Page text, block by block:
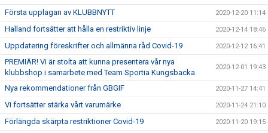
Första upplagan av KLUBBNYTT 2020-12-20 11:14
Halland fortsätter att hålla en restriktiv linje 2020-12-14 18:46
Uppdatering föreskrifter och allmänna råd Covid-19 2020-12-12 16:41
PREMIÄR! Vi är stolta att kunna presentera vår nya
klubbshop i samarbete med Team Sportia Kungsbacka
2020-12-01 19:43
Nya rekommendationer från GBGIF 2020-11-27 14:41
Vi fortsätter stärka vårt varumärke 2020-11-24 21:10
Förlängda skärpta restriktioner Covid-19 2020-11-20 19:15